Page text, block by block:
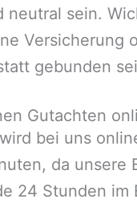
neutral sein.
Versicherung
gebunden
Gutachten
bei uns
da unsere
24 Stunden im